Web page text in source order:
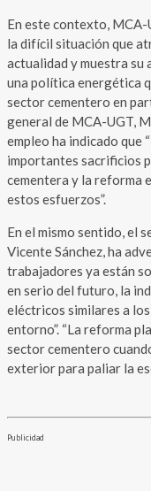
En este contexto,
la difícil situación que
actualidad y muestra su
una política energética
sector cementero en
general de MCA-UGT,
empleo ha indicado que
importantes sacrificios
cementera y la reforma
estos esfuerzos”.
En el mismo sentido, el
Vicente Sánchez, ha
trabajadores ya están
en serio del futuro, la
eléctricos similares a
entorno”. “La reforma
sector cementero
exterior para paliar la
Publicidad